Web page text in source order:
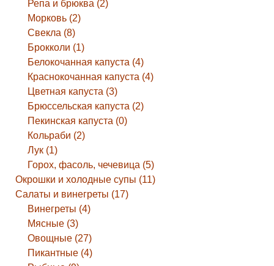
Репа и брюква (2)
Морковь (2)
Свекла (8)
Брокколи (1)
Белокочанная капуста (4)
Краснокочанная капуста (4)
Цветная капуста (3)
Брюссельская капуста (2)
Пекинская капуста (0)
Кольраби (2)
Лук (1)
Горох, фасоль, чечевица (5)
Окрошки и холодные супы (11)
Салаты и винегреты (17)
Винегреты (4)
Мясные (3)
Овощные (27)
Пикантные (4)